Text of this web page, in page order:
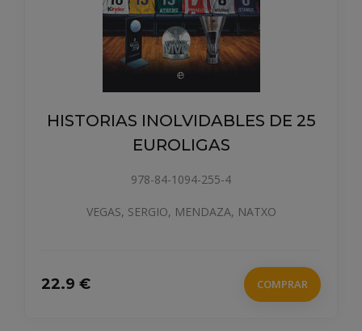
HISTORIAS INOLVIDABLES DE 25
EUROLIGAS
978-84-1094-255-4
VEGAS, SERGIO, MENDAZA, NATXO
22.9 € COMPRAR